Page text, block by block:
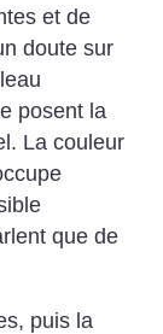
et de
doute sur
posent la
La couleur
que de
puis la